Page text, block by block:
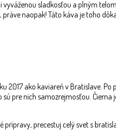
sladkosťou a plným
naopak! Táto káva je toho
2017 ako kaviareň v Bratislave.
pre nich samozrejmosťou.
prípravy, precestuj celý svet s